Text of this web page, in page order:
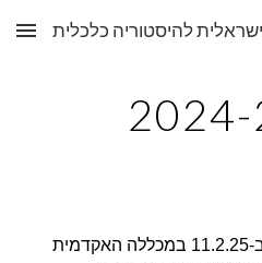
Skip to main content
להיסטוריה כלכלית
הכנס השנתי ה-13 התקיים ב-11.2.25 במכללה האקדמית